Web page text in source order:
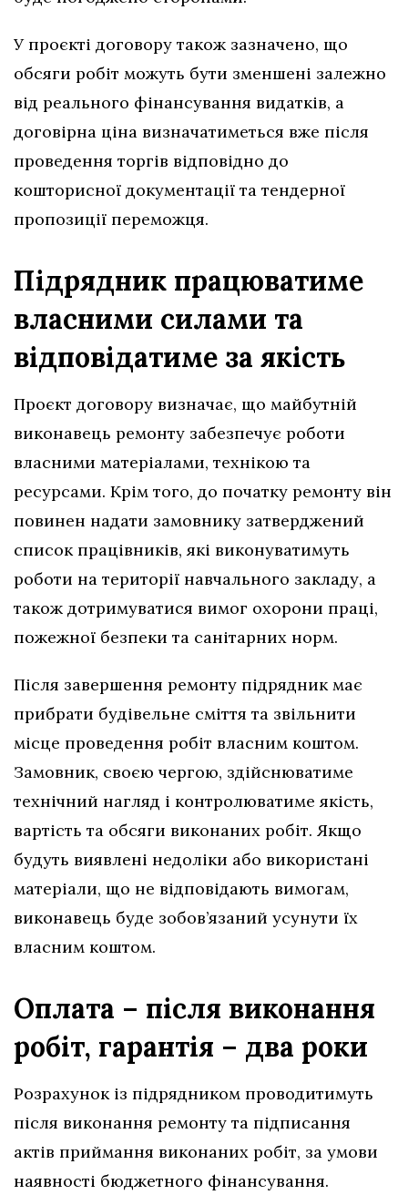
У проєкті договору також зазначено, що
обсяги робіт можуть бути зменшені залежно
від реального фінансування видатків, а
договірна ціна визначатиметься вже після
проведення торгів відповідно до
кошторисної документації та тендерної
пропозиції переможця.
Підрядник працюватиме
власними силами та
відповідатиме за якість
Проєкт договору визначає, що майбутній
виконавець ремонту забезпечує роботи
власними матеріалами, технікою та
ресурсами. Крім того, до початку ремонту він
повинен надати замовнику затверджений
список працівників, які виконуватимуть
роботи на території навчального закладу, а
також дотримуватися вимог охорони праці,
пожежної безпеки та санітарних норм.
Після завершення ремонту підрядник має
прибрати будівельне сміття та звільнити
місце проведення робіт власним коштом.
Замовник, своєю чергою, здійснюватиме
технічний нагляд і контролюватиме якість,
вартість та обсяги виконаних робіт. Якщо
будуть виявлені недоліки або використані
матеріали, що не відповідають вимогам,
виконавець буде зобов’язаний усунути їх
власним коштом.
Оплата – після виконання
робіт, гарантія – два роки
Розрахунок із підрядником проводитимуть
після виконання ремонту та підписання
актів приймання виконаних робіт, за умови
наявності бюджетного фінансування.